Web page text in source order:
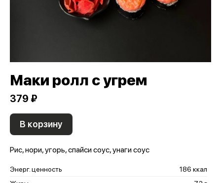
Маки ролл с угрем
379 ₽
В корзину
Рис, нори, угорь, спайси соус, унаги соус
Энерг. ценность
186 ккал